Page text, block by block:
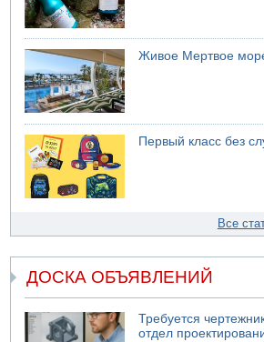
Живое Мертвое
Первый класс без
Все
ДОСКА ОБЪЯВЛЕНИЙ
Требуется
отдел